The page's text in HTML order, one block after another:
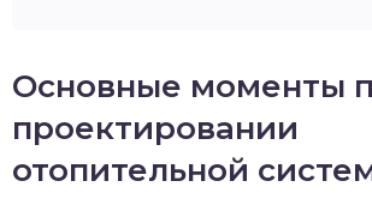
Основные моменты
проектировании
отопительной